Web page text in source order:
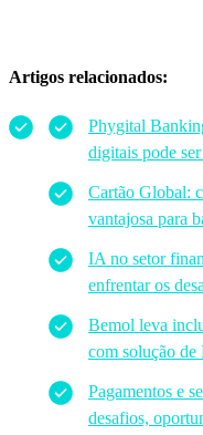
Artigos relacionados:
Phygital
digitais pode
Cartão Global:
vantajosa para
IA no setor
enfrentar os
Bemol leva
com solução de
Pagamentos e
desafios,